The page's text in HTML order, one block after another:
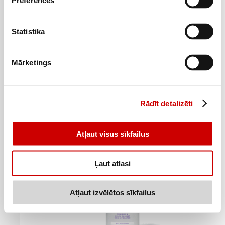
Statistika
Mārketings
Rādīt detalizēti
Atļaut visus sīkfailus
Ļaut atlasi
Atļaut izvēlētos sīkfailus
4
. 49€